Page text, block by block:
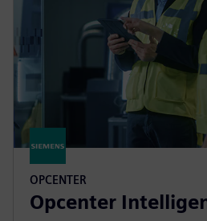
OPCENTER
Opcenter